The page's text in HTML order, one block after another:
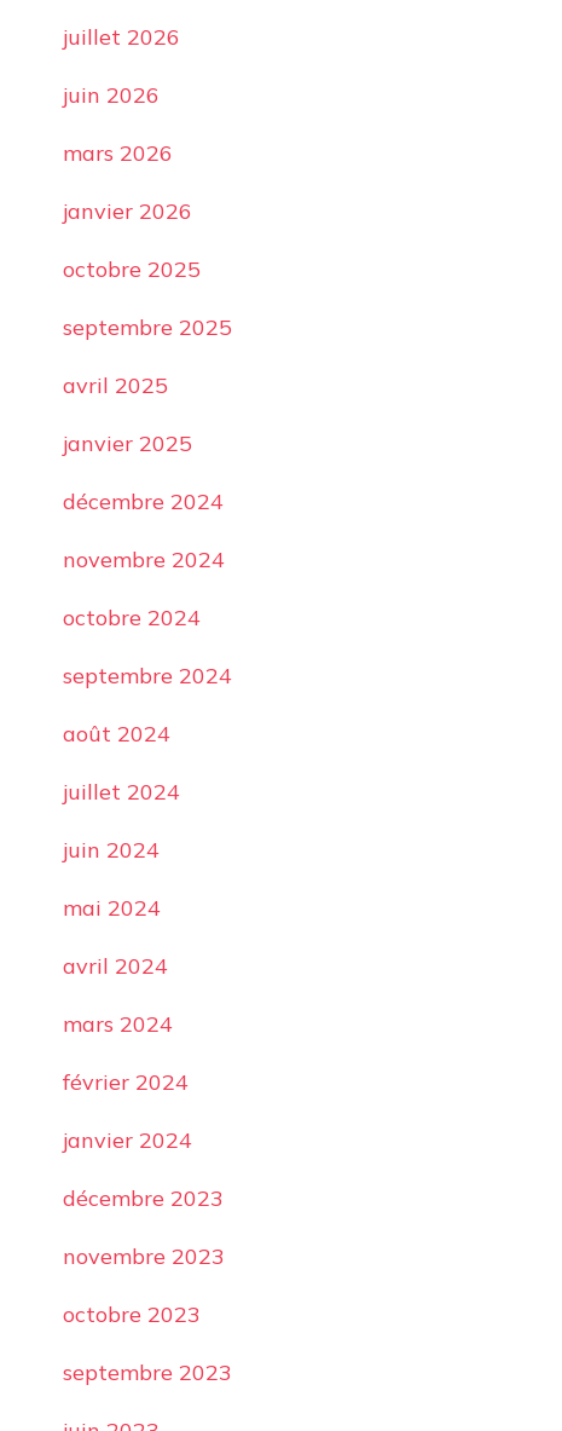
juillet 2026
juin 2026
mars 2026
janvier 2026
octobre 2025
septembre 2025
avril 2025
janvier 2025
décembre 2024
novembre 2024
octobre 2024
septembre 2024
août 2024
juillet 2024
juin 2024
mai 2024
avril 2024
mars 2024
février 2024
janvier 2024
décembre 2023
novembre 2023
octobre 2023
septembre 2023